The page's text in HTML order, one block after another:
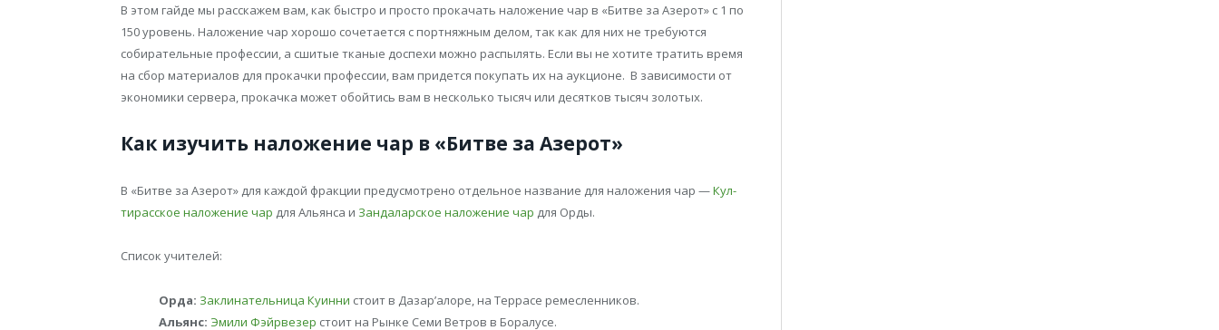
В этом гайде мы расскажем вам, как быстро и просто прокачать наложение чар в «Битве за Азерот» с 1 по
150 уровень. Наложение чар хорошо сочетается с портняжным делом, так как для них не требуются
собирательные профессии, а сшитые тканые доспехи можно распылять. Если вы не хотите тратить время
на сбор материалов для прокачки профессии, вам придется покупать их на аукционе. В зависимости от
экономики сервера, прокачка может обойтись вам в несколько тысяч или десятков тысяч золотых.
Как изучить наложение чар в «Битве за Азерот»
В «Битве за Азерот» для каждой фракции предусмотрено отдельное название для наложения чар —Кул-
тирасское наложение чар для Альянса и Зандаларское наложение чар для Орды.
Список учителей:
Орда: Заклинательница Куинни стоит в Дазар’алоре, на Террасе ремесленников.
Альянс: Эмили Фэйрвезер стоит на Рынке Семи Ветров в Боралусе.